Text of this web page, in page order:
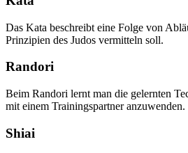
Das Kata beschreibt eine Folge von
Prinzipien des Judos vermitteln soll.
Randori
Beim Randori lernt man die gelernten
mit einem Trainingspartner anzuwenden.
Shiai